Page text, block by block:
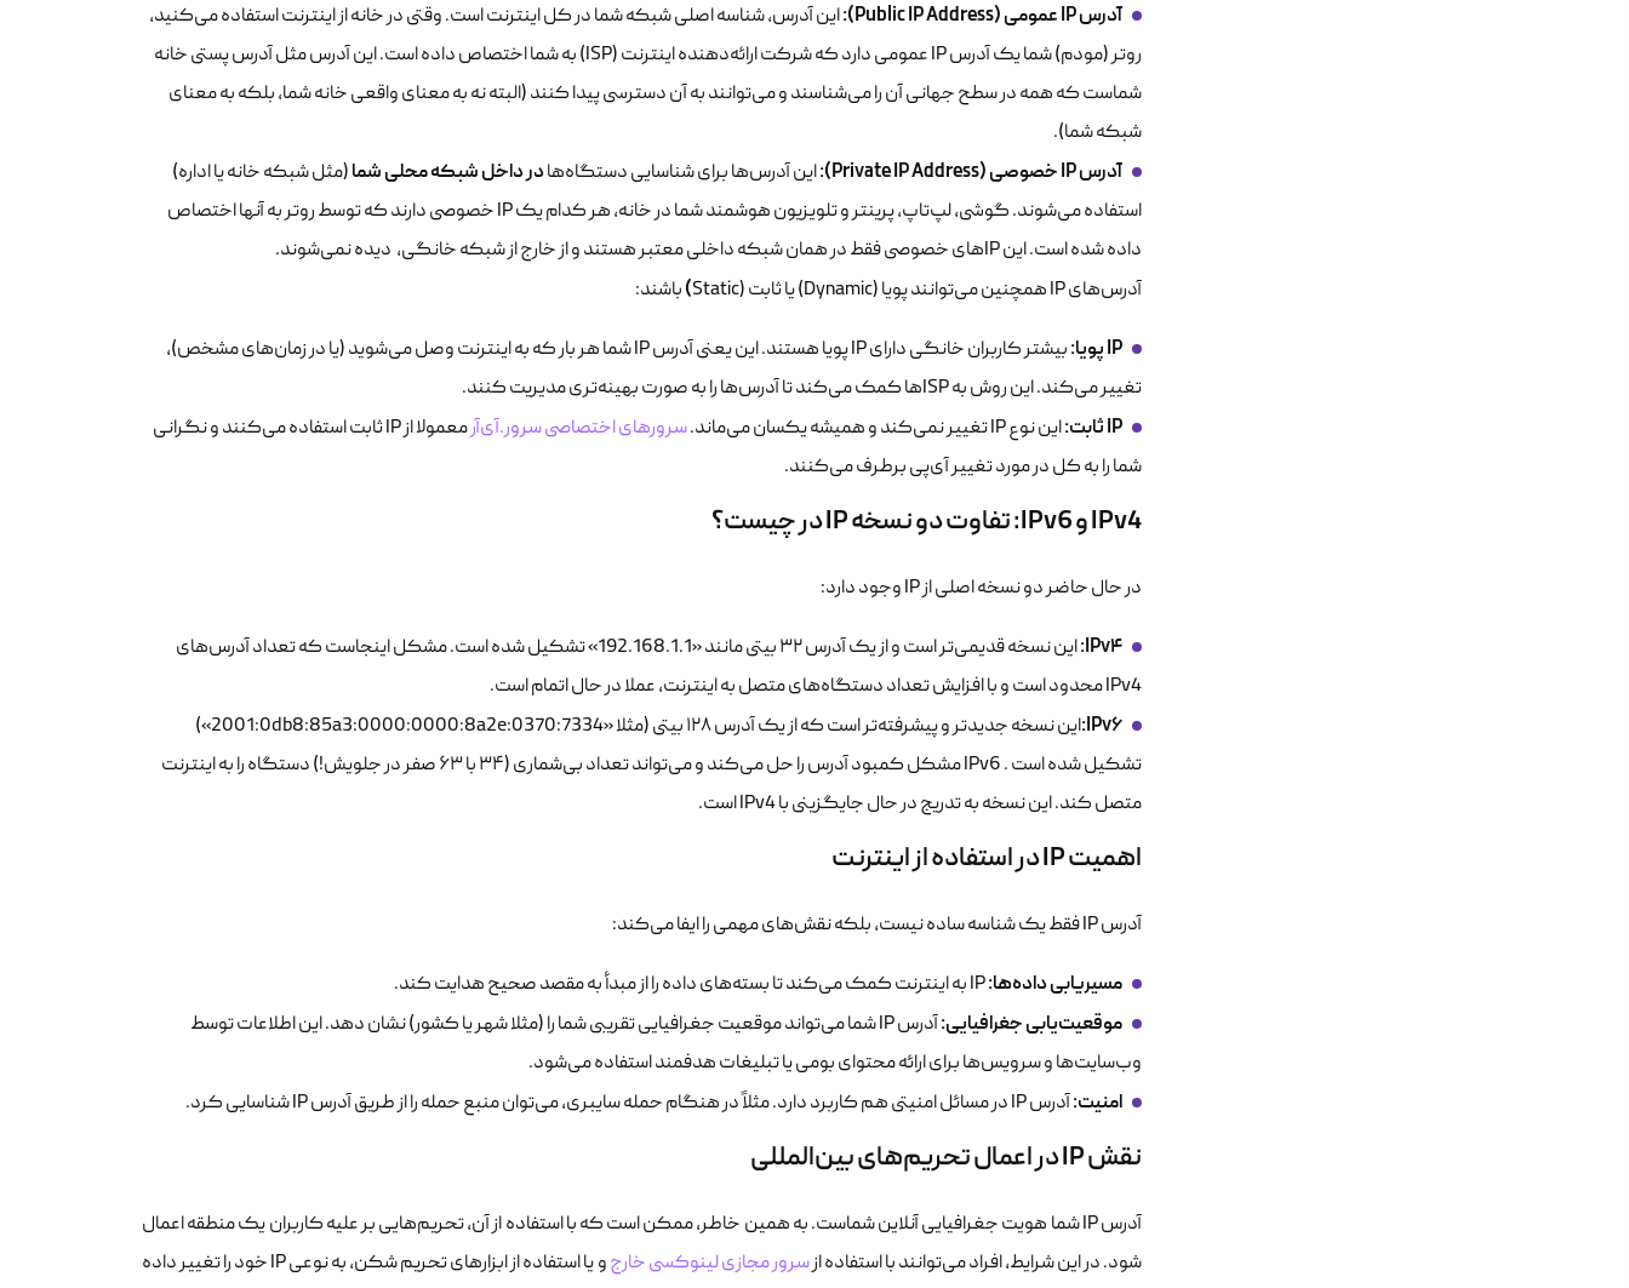
آدرس IP عمومی (Public IP Address):
این آدرس، شناسه اصلی شبکه شما در کل اینترنت است. وقتی در خانه از اینترنت استفاده می‌کنید،
روتر (مودم) شما یک آدرس IP عمومی دارد که شرکت ارائه‌دهنده اینترنت (ISP) به شما اختصاص داده است. این آدرس مثل آدرس پستی خانه
شماست که همه در سطح جهانی آن را می‌شناسند و می‌توانند به آن دسترسی پیدا کنند (البته نه به معنای واقعی خانه شما، بلکه به معنای
شبکه شما).
آدرس IP خصوصی (Private IP Address): این آدرس‌ها برای شناسایی دستگاه‌هادر داخل شبکه محلی شما(مثل شبکه خانه یا اداره)
استفاده می‌شوند. گوشی، لپ‌تاپ، پرینتر و تلویزیون هوشمند شما در خانه، هر کدام یک IP خصوصی دارند که توسط روتر به آنها اختصاص
داده شده است. این IPهای خصوصی فقط در همان شبکه داخلی معتبر هستند و از خارج از شبکه خانگی، دیده نمی‌شوند.
آدرس‌های IP همچنین می‌توانند پویا (Dynamic) یا ثابت (Static
)باشند:
IP پویا:
بیشتر کاربران خانگی دارای IP پویا هستند. این یعنی آدرس IP شما هر بار که به اینترنت وصل می‌شوید (یا در زمان‌های مشخص)،
تغییر می‌کند. این روش به ISPها کمک می‌کند تا آدرس‌ها را به صورت بهینه‌تری مدیریت کنند.
IP ثابت: این نوع IP تغییر نمی‌کند و همیشه یکسان می‌ماند. سرورهای اختصاصی سرور.آی‌آر
معمولا از IP ثابت استفاده می‌کنند و نگرانی
شما را به کل در مورد تغییر آی‌پی برطرف می‌کنند.
IPv4 و IPv6: تفاوت دو نسخه IP در چیست؟
در حال حاضر دو نسخه اصلی از IP وجود دارد:
IPv4:
این نسخه قدیمی‌تر است و از یک آدرس ۳۲ بیتی مانند «192.168.1.1» تشکیل شده است. مشکل اینجاست که تعداد آدرس‌های
IPv4 محدود است و با افزایش تعداد دستگاه‌های متصل به اینترنت، عملا در حال اتمام است.
IPv6:
این نسخه جدیدتر و پیشرفته‌تر است که از یک آدرس ۱۲۸ بیتی (مثلا «2001:0db8:85a3:0000:0000:8a2e:0370:7334»)
تشکیل شده است . IPv6 مشکل کمبود آدرس را حل می‌کند و می‌تواند تعداد بی‌شماری (۳۴ با ۶۳ صفر در جلویش!) دستگاه را به اینترنت
متصل کند. این نسخه به تدریج در حال جایگزینی با IPv4 است.
اهمیت IP در استفاده از اینترنت
آدرس IP فقط یک شناسه‌ ساده نیست، بلکه نقش‌های مهمی را ایفا می‌کند:
مسیریابی داده‌ها:
موقعیت‌یابی جغرافیایی:
آدرس IP شما می‌تواند موقعیت جغرافیایی تقریبی شما را (مثلا شهر یا کشور) نشان دهد. این اطلاعات توسط
وب‌سایت‌ها و سرویس‌ها برای ارائه محتوای بومی یا تبلیغات هدفمند استفاده می‌شود.
امنیت:آدرس IP در مسائل امنیتی هم کاربرد دارد. مثلاً در هنگام حمله سایبری، می‌توان منبع حمله را از طریق آدرس IP شناسایی کرد.
نقش IP در اعمال تحریم‌های بین‌المللی
آدرس IP شما هویت جغرافیایی آنلاین شماست. به همین خاطر، ممکن است که با استفاده از آن، تحریم‌هایی بر علیه کاربران یک منطقه اعمال
شود. در این شرایط، افراد می‌توانند با استفاده ازسرور مجازی لینوکسی خارج
و یا استفاده از ابزار‌های تحریم شکن، به نوعی IP خود را تغییر داده